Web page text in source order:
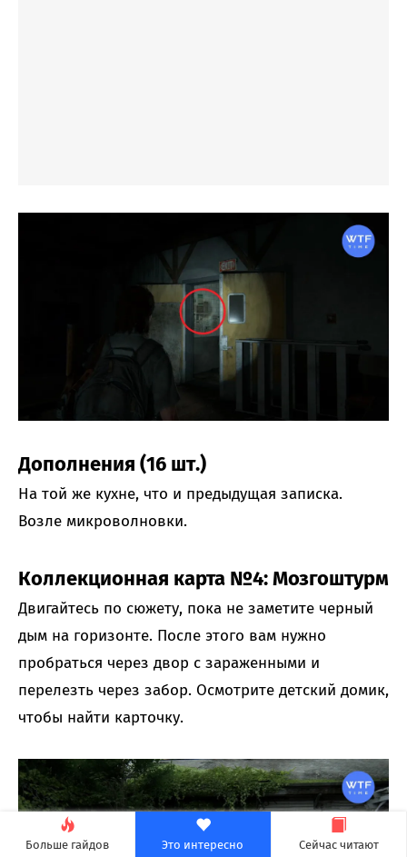
Больше гайдов Это интересно Сейчас читают
Дополнения (16 шт.)
На той же кухне, что и предыдущая записка.
Возле микроволновки.
Коллекционная карта №4: Мозгоштурм
Двигайтесь по сюжету, пока не заметите черный
дым на горизонте. После этого вам нужно
пробраться через двор с зараженными и
перелезть через забор. Осмотрите детский домик,
чтобы найти карточку.